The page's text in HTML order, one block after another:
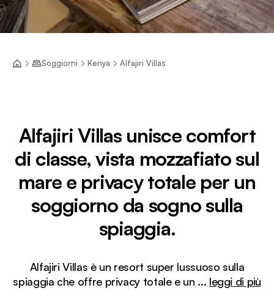
Soggiorni Kenya Alfajiri Villas
Alfajiri Villas unisce comfort
di classe, vista mozzafiato sul
mare e privacy totale per un
soggiorno da sogno sulla
spiaggia.
Alfajiri Villas è un resort super lussuoso sulla
spiaggia che offre privacy totale e un ... leggi di più